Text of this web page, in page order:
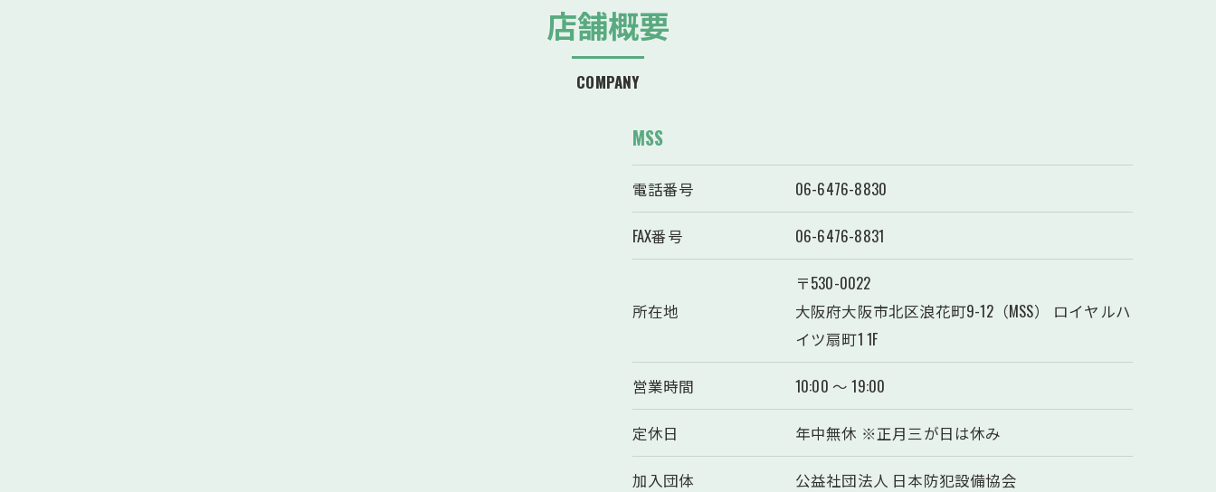
店舗概要
COMPANY
MSS
電話番号 06-6476-8830
FAX番号 06-6476-8831
所在地
〒530-0022
大阪府大阪市北区浪花町9-12（MSS） ロイヤルハ
イツ扇町1 1F
営業時間 10:00 ～ 19:00
定休日 年中無休 ※正月三が日は休み
加入団体 公益社団法人 日本防犯設備協会